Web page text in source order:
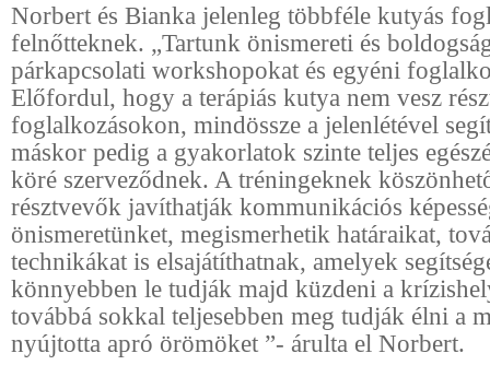
Norbert és Bianka jelenleg többféle kutyás
felnőtteknek. „Tartunk önismereti és
párkapcsolati workshopokat és egyéni
Előfordul, hogy a terápiás kutya nem vesz
foglalkozásokon, mindössze a jelenlétével
máskor pedig a gyakorlatok szinte teljes
köré szerveződnek. A tréningeknek
résztvevők javíthatják kommunikációs
önismeretünket, megismerhetik határaikat,
technikákat is elsajátíthatnak, amelyek
könnyebben le tudják majd küzdeni a
továbbá sokkal teljesebben meg tudják élni a
nyújtotta apró örömöket ”- árulta el Norbert.